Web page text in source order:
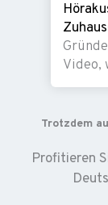
Video,
Trotzdem
Profitieren